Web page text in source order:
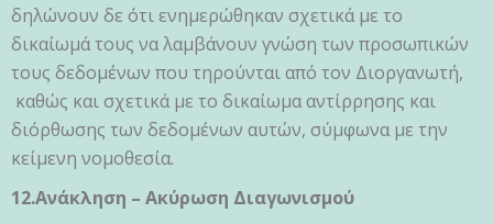
δηλώνουν δε ότι ενημερώθηκαν σχετικά με το
δικαίωμά τους να λαμβάνουν γνώση των προσωπικών
τους δεδομένων που τηρούνται από τον Διοργανωτή,
καθώς και σχετικά με το δικαίωμα αντίρρησης και
διόρθωσης των δεδομένων αυτών, σύμφωνα με την
κείμενη νομοθεσία.
12.Ανάκληση – Ακύρωση Διαγωνισμού